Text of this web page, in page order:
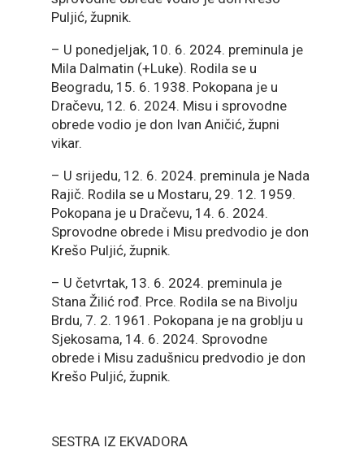
Puljić, župnik.
– U ponedjeljak, 10. 6. 2024. preminula je
Mila Dalmatin (+Luke). Rodila se u
Beogradu, 15. 6. 1938. Pokopana je u
Dračevu, 12. 6. 2024. Misu i sprovodne
obrede vodio je don Ivan Aničić, župni
vikar.
– U srijedu, 12. 6. 2024. preminula je Nada
Rajič. Rodila se u Mostaru, 29. 12. 1959.
Pokopana je u Dračevu, 14. 6. 2024.
Sprovodne obrede i Misu predvodio je don
Krešo Puljić, župnik.
– U četvrtak, 13. 6. 2024. preminula je
Stana Žilić rođ. Prce. Rodila se na Bivolju
Brdu, 7. 2. 1961. Pokopana je na groblju u
Sjekosama, 14. 6. 2024. Sprovodne
obrede i Misu zadušnicu predvodio je don
Krešo Puljić, župnik.
SESTRA IZ EKVADORA